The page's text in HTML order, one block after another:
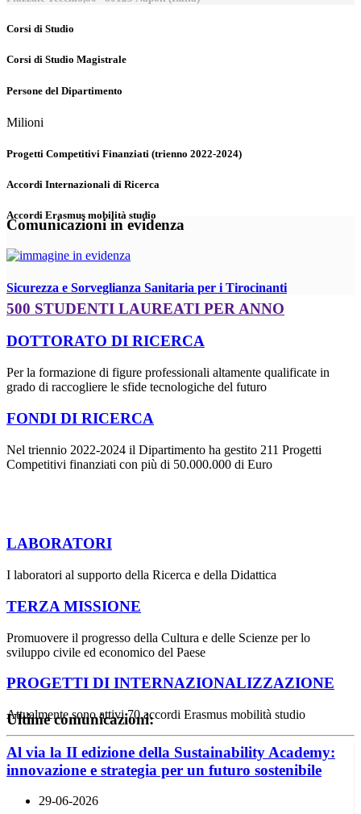
Corsi di Studio
Corsi di Studio Magistrale
Persone del Dipartimento
Milioni
Progetti Competitivi Finanziati (trienno 2022-2024)
Accordi Internazionali di Ricerca
Accordi Erasmus mobilità studio
Comunicazioni in evidenza
Sicurezza e Sorveglianza Sanitaria per i Tirocinanti
500 STUDENTI LAUREATI PER ANNO
DOTTORATO DI RICERCA
Per la formazione di figure professionali altamente qualificate in
grado di raccogliere le sfide tecnologiche del futuro
FONDI DI RICERCA
Nel triennio 2022-2024 il Dipartimento ha gestito 211 Progetti
Competitivi finanziati con più di 50.000.000 di Euro
LABORATORI
I laboratori al supporto della Ricerca e della Didattica
TERZA MISSIONE
Promuovere il progresso della Cultura e delle Scienze per lo
sviluppo civile ed economico del Paese
PROGETTI DI INTERNAZIONALIZZAZIONE
Attualmente sono attivi 70 accordi Erasmus mobilità studio
Ultime comunicazioni:
Al via la II edizione della Sustainability Academy:
innovazione e strategia per un futuro sostenibile
29-06-2026